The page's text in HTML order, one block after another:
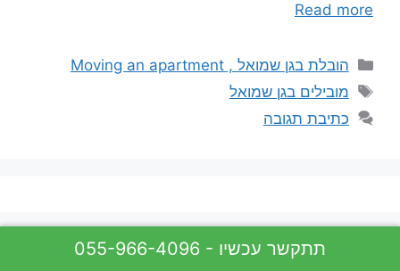
Read more
קטגוריות
הובלת בגן שמואל , Moving an apartment
תגיות
מובילים בגן שמואל
כתיבת תגובה
055-966-4096 - תתקשר עכשיו